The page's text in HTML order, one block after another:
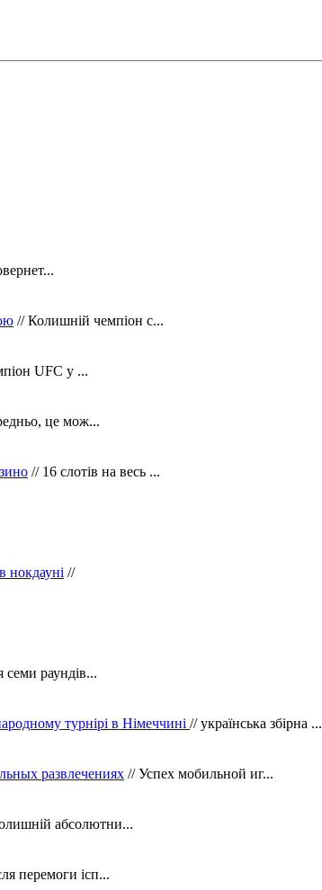
// Колишній чемпіон с...
UFC у ...
це мож...
// 16 слотів на весь ...
нокдауні //
семи раундів...
турнірі в Німеччині // українська збірна ...
развлечениях // Успех мобильной иг...
абсолютни...
перемоги ісп...